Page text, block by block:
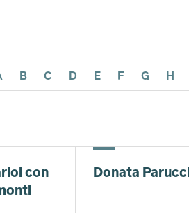
B C D E F G H
con
Donata